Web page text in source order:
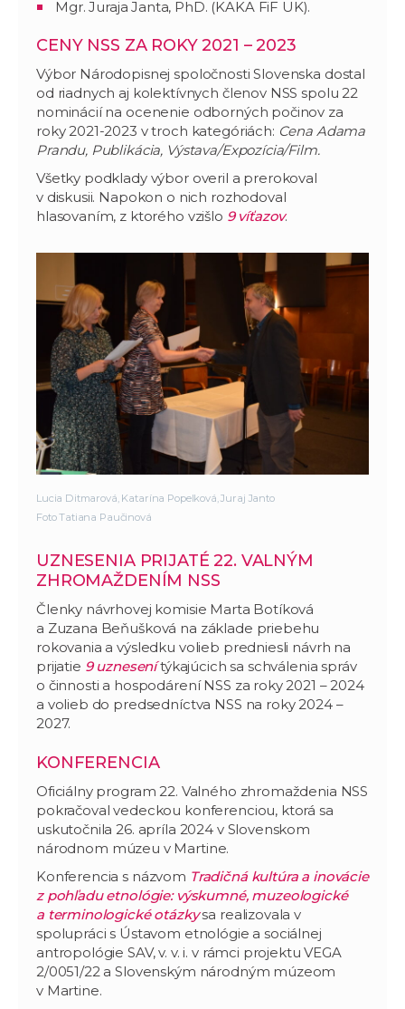
Mgr. Juraja Janta, PhD. (KAKA FiF UK).
CENY NSS ZA ROKY 2021 – 2023
Výbor Národopisnej spoločnosti Slovenska dostal
od riadnych aj kolektívnych členov NSS spolu 22
nominácií na ocenenie odborných počinov za
roky 2021-2023 v troch kategóriách: Cena Adama
Prandu, Publikácia, Výstava/Expozícia/Film.
Všetky podklady výbor overil a prerokoval
v diskusii. Napokon o nich rozhodoval
hlasovaním, z ktorého vzišlo 9 víťazov.
Lucia Ditmarová, Katarína Popelková, Juraj Janto
Foto Tatiana Paučinová
UZNESENIA PRIJATÉ 22. VALNÝM
ZHROMAŽDENÍM NSS
Členky návrhovej komisie Marta Botíková
a Zuzana Beňušková na základe priebehu
rokovania a výsledku volieb predniesli návrh na
prijatie 9 uznesenítýkajúcich sa schválenia správ
o činnosti a hospodárení NSS za roky 2021 – 2024
a volieb do predsedníctva NSS na roky 2024 –
2027.
KONFERENCIA
Oficiálny program 22. Valného zhromaždenia NSS
pokračoval vedeckou konferenciou, ktorá sa
uskutočnila 26. apríla 2024 v Slovenskom
národnom múzeu v Martine.
Konferencia s názvom Tradičná kultúra a inovácie
z pohľadu etnológie: výskumné, muzeologické
a terminologické otázkysa realizovala v
spolupráci s Ústavom etnológie a sociálnej
antropológie SAV, v. v. i. v rámci projektu VEGA
2/0051/22 a Slovenským národným múzeom
v Martine.